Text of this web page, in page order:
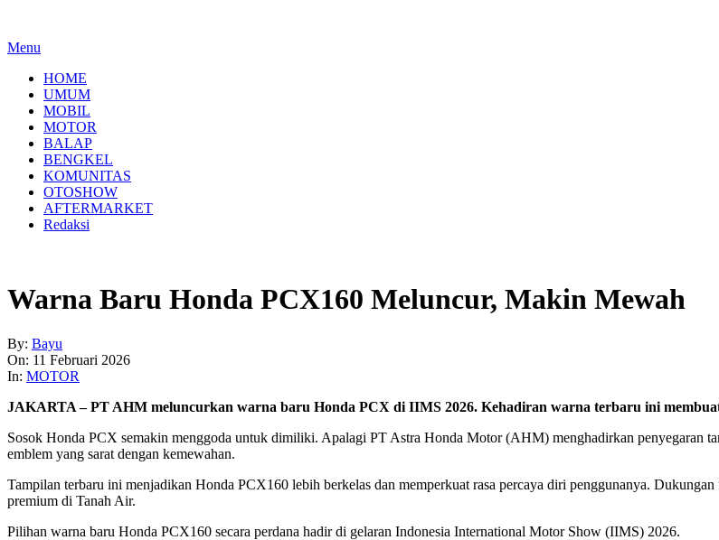
Menu
HOME
UMUM
MOBIL
MOTOR
BALAP
BENGKEL
KOMUNITAS
OTOSHOW
AFTERMARKET
Redaksi
Warna Baru Honda PCX160 Meluncur, Makin Mewah
By: Bayu
On: 11 Februari 2026
In: MOTOR
JAKARTA – PT AHM meluncurkan warna baru Honda PCX di IIMS 2026. Kehadiran warna terbaru ini
Sosok Honda PCX semakin menggoda untuk dimiliki. Apalagi PT Astra Honda Motor (AHM) menghadirkan penyegaran
emblem yang sarat dengan kemewahan.
Tampilan terbaru ini menjadikan Honda PCX160 lebih berkelas dan memperkuat rasa percaya diri penggunanya.
premium di Tanah Air.
Pilihan warna baru Honda PCX160 secara perdana hadir di gelaran Indonesia International Motor Show (IIMS) 2026.